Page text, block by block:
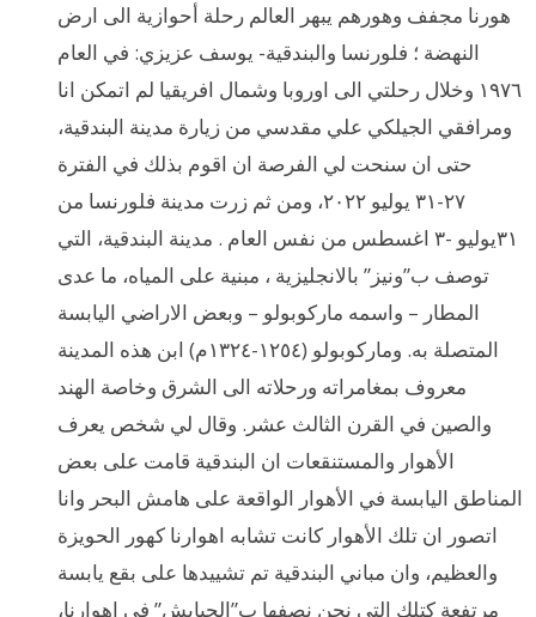
هورنا مجفف وهورهم يبهر العالم رحلة أحوازية الى ارض
النهضة ؛ فلورنسا والبندقية- يوسف عزيزي: في العام
١٩٧٦ وخلال رحلتي الى اوروبا وشمال افريقيا لم اتمكن انا
ومرافقي الجيلكي علي مقدسي من زيارة مدينة البندقية،
حتى ان سنحت لي الفرصة ان اقوم بذلك في الفترة
٢٧-٣١ يوليو ٢٠٢٢، ومن ثم زرت مدينة فلورنسا من
٣١يوليو -٣ اغسطس من نفس العام . مدينة البندقية، التي
توصف ب”ونيز” بالانجليزية ، مبنية على المياه، ما عدى
المطار – واسمه ماركوبولو – وبعض الاراضي اليابسة
المتصلة به. وماركوبولو (١٢٥٤-١٣٢٤م) ابن هذه المدينة
معروف بمغامراته ورحلاته الى الشرق وخاصة الهند
والصين في القرن الثالث عشر. وقال لي شخص يعرف
الأهوار والمستنقعات ان البندقية قامت على بعض
المناطق اليابسة في الأهوار الواقعة على هامش البحر وانا
اتصور ان تلك الأهوار كانت تشابه اهوارنا كهور الحويزة
والعظيم، وان مباني البندقية تم تشييدها على بقع يابسة
مرتفعة كتلك التي نحن نصفها ب”الجبايش” في اهوارنا،